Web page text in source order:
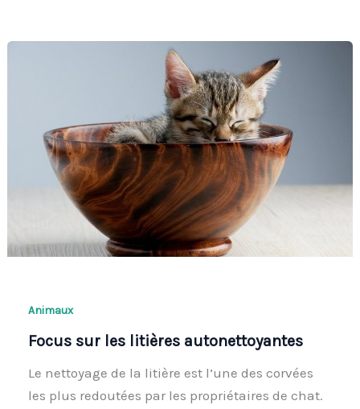
Animaux
Focus sur les litières autonettoyantes
Le nettoyage de la litière est l’une des corvées
les plus redoutées par les propriétaires de chat.